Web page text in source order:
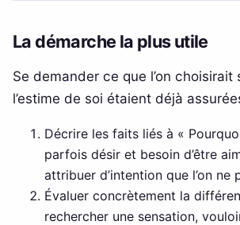
La démarche la plus utile
Se demander ce que l’on choisirait
l’estime de soi étaient déjà
Décrire les faits liés à «
parfois désir et besoin d’être
attribuer d’intention que l’on ne
Évaluer concrètement la
rechercher une sensation,